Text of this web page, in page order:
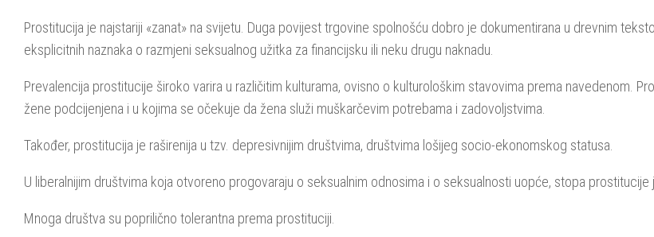
Prostitucija je najstariji «zanat» na svijetu. Duga povijest trgovine spolnošću dobro je dokumentirana u drevnim
eksplicitnih naznaka o razmjeni seksualnog užitka za financijsku ili neku drugu naknadu.
Prevalencija prostitucije široko varira u različitim kulturama, ovisno o kulturološkim stavovima prema navedenom.
žene podcijenjena i u kojima se očekuje da žena služi muškarčevim potrebama i zadovoljstvima.
Također, prostitucija je raširenija u tzv. depresivnijim društvima, društvima lošijeg socio-ekonomskog statusa.
U liberalnijim društvima koja otvoreno progovaraju o seksualnim odnosima i o seksualnosti uopće, stopa prostitucije
Mnoga društva su poprilično tolerantna prema prostituciji.